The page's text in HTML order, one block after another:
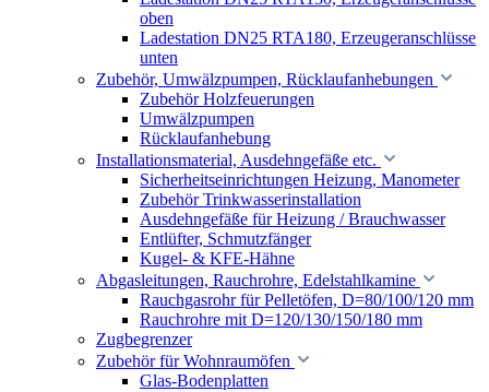
oben
Ladestation DN25 RTA180, Erzeugeranschlüsse
unten
Zubehör, Umwälzpumpen, Rücklaufanhebungen
Zubehör Holzfeuerungen
Umwälzpumpen
Rücklaufanhebung
Installationsmaterial, Ausdehngefäße etc.
Sicherheitseinrichtungen Heizung, Manometer
Zubehör Trinkwasserinstallation
Ausdehngefäße für Heizung / Brauchwasser
Entlüfter, Schmutzfänger
Kugel- & KFE-Hähne
Abgasleitungen, Rauchrohre, Edelstahlkamine
Rauchgasrohr für Pelletöfen, D=80/100/120 mm
Rauchrohre mit D=120/130/150/180 mm
Zugbegrenzer
Zubehör für Wohnraumöfen
Glas-Bodenplatten